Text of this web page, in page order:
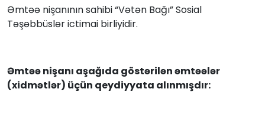
Əmtəə nişanının sahibi “Vətən Bağı” Sosial
Təşəbbüslər ictimai birliyidir.
Əmtəə nişanı aşağıda göstərilən əmtəələr
(xidmətlər) üçün qeydiyyata alınmışdır: